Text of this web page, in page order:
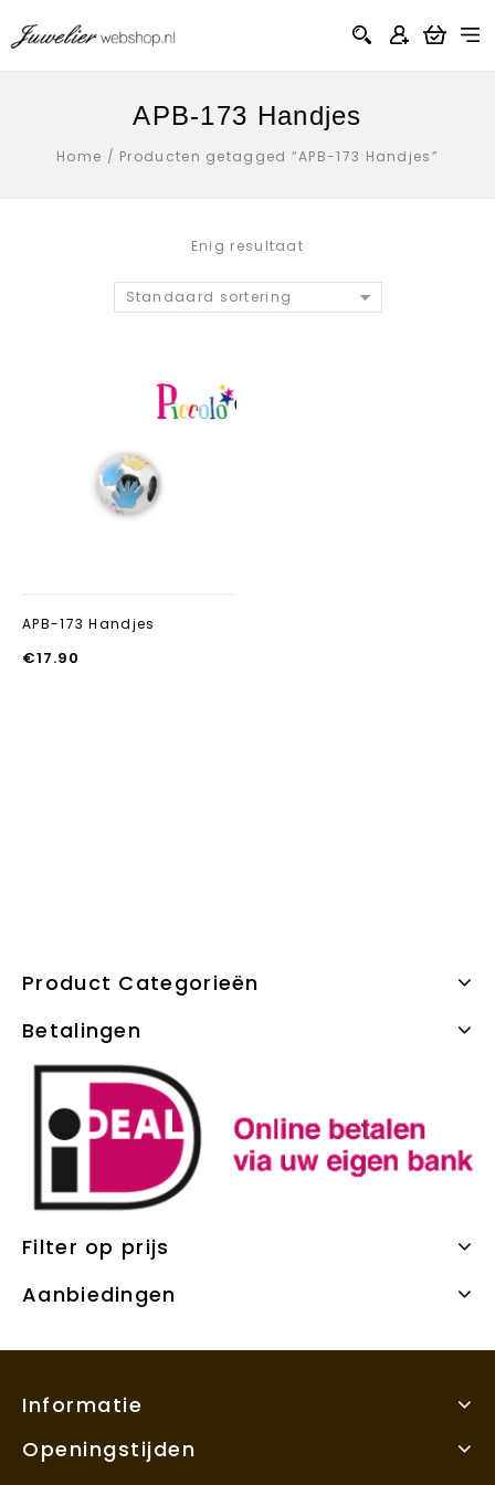
APB-173 Handjes
Home / Producten getagged “APB-173 Handjes”
Enig resultaat
Standaard sortering
APB-173 Handjes
€17.90
Product Categorieën
Betalingen
Filter op prijs
Aanbiedingen
Informatie
Openingstijden